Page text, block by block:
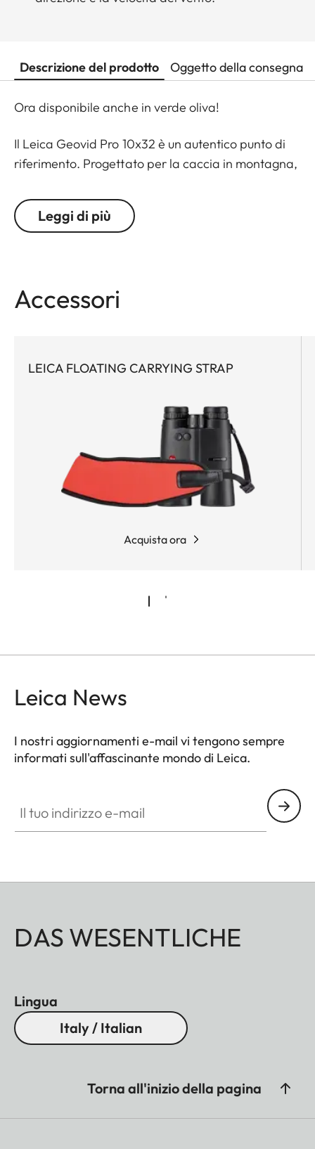
Descrizione del prodotto Oggetto della consegna
Ora disponibile anche in verde oliva!
Il Leica Geovid Pro 10x32 è un autentico punto di
riferimento. Progettato per la caccia in montagna,
dove l'ingrandimento extra è necessario per
l'identificazione. Questo modello, il più compatto e
estremamente preciso. Mai prima d'ora un vetro
Estremamente potente e dotato di una tecnologia
apprezzano le attrezzature compatte e richiedono
una soluzione balistica affidabile per tutti i tiri
ravvicinati e a lunga distanza.
Leggi di più
Accessori
LEICA FLOATING CARRYING STRAP
Acquista ora
Leica News
I nostri aggiornamenti e-mail vi tengono sempre
informati sull'affascinante mondo di Leica.
DAS WESENTLICHE
Lingua
Italy / Italian
Torna all'inizio della pagina